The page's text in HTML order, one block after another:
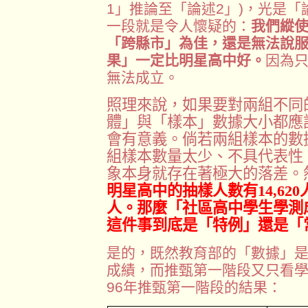
1」推論至「論述2」)，光是
一段就是令人懷疑的： 我們縱
「跨縣市」為佳，還是無法說
果」一定比明星高中好。 因為
無法成立。
照理來說，如果要對兩組不
體」與「樣本」數據大小都
會有意義。倘若兩組樣本的
組樣本數量太少、不具代表
象本身就存在著極大的落差。
明星高中的抽樣人數有14,620
人。那麼「社區高中學生學
這件事到底是「特例」還是「
是的，既然教育部的「數據」
成績，而推甄第一階段又只看
96年推甄第一階段的結果：